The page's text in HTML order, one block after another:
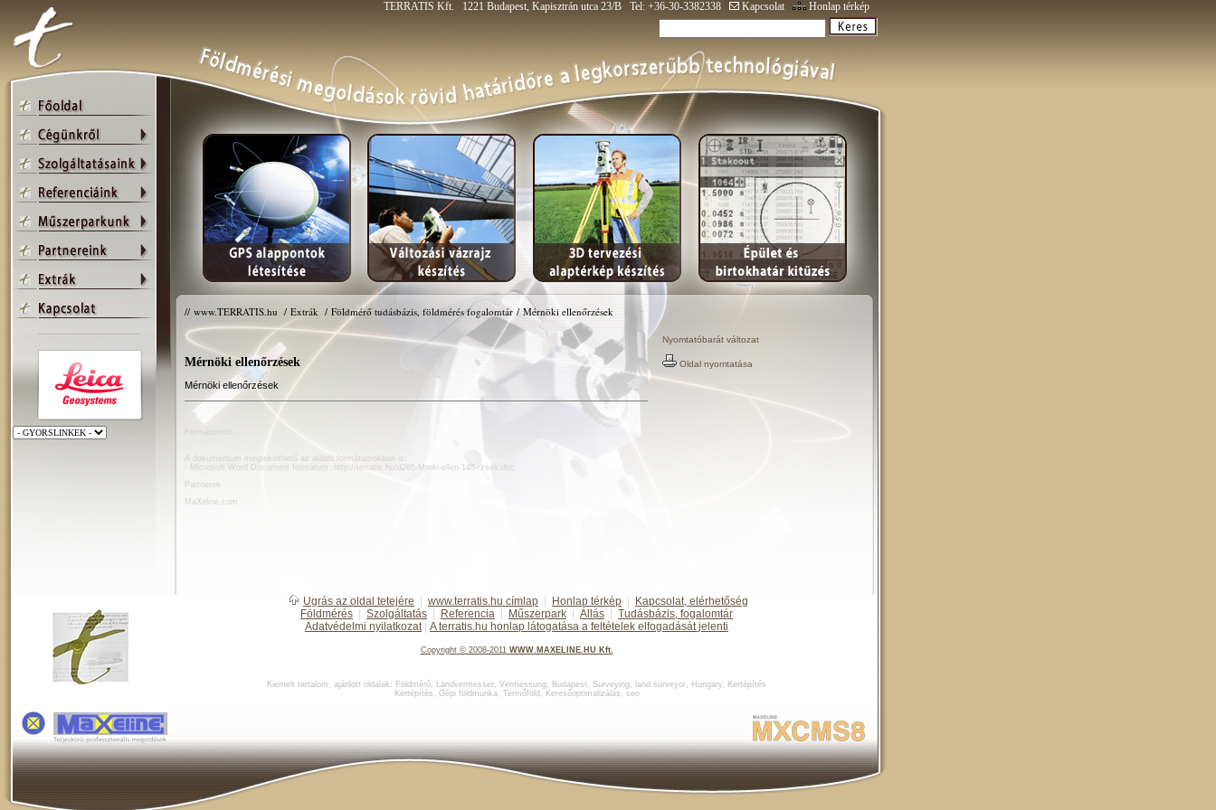
TERRATIS Kft. 1221 Budapest, Kapisztrán utca 23/B Tel: +36-30-3382338 Kapcsolat Honlap térkép
// www.TERRATIS.hu / Extrák / Földmérő tudásbázis, földmérés fogalomtár /Mérnöki ellenőrzések
Mérnöki ellenőrzések
Mérnöki ellenőrzések
A dokumentum megtekinthető az alábbi formátumokban is:
- Microsoft Word Document formátum:
http://terratis.hu/d265-Mrnki-ellen-145-rzsek.doc
Partnerek
MaXeline.com
Nyomtatóbarát változat
Oldal nyomtatása
Ugrás az oldal tetejére www.terratis.hu címlap Honlap térkép
Kapcsolat, elérhetőség
Földmérés
Szolgáltatás Referencia Műszerpark Állás
Tudásbázis, fogalomtár
Adatvédelmi nyilatkozat
A terratis.hu honlap látogatása a feltételek elfogadását jelenti
Copyright©2008-2011 WWW.MAXELINE.HU Kft.
Kiemelt tartalom, ajánlott oldalak: Földmérő, Landvermesser, Vermessung, Budapest , Surveying, land surveyor, Hungary, Kertépítés
Kertépítés , Gépi földmunka, Termőföld , Keresőoptimalizálás , seo